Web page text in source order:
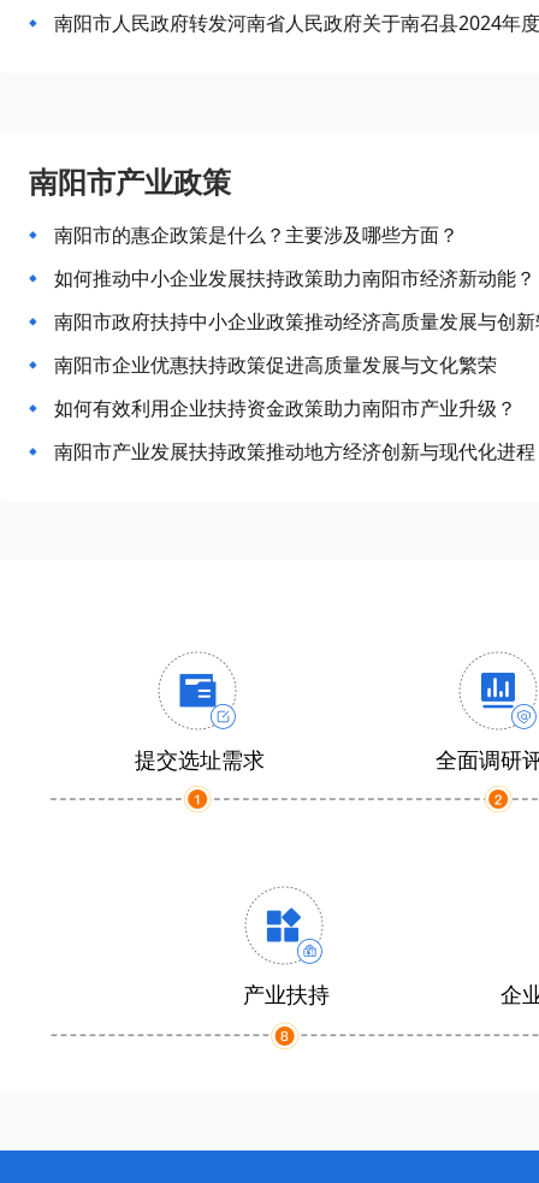
南阳市产业政策
南阳市的惠企政策是什么？主要涉及哪些方面？
如何推动中小企业发展扶持政策助力南阳市经济新动能？
南阳市政府扶持中小企业政策推动经济高质量发展与创
南阳市企业优惠扶持政策促进高质量发展与文化繁荣
如何有效利用企业扶持资金政策助力南阳市产业升级？
南阳市产业发展扶持政策推动地方经济创新与现代化进程
提交选址需求 全面调研
产业扶持 企